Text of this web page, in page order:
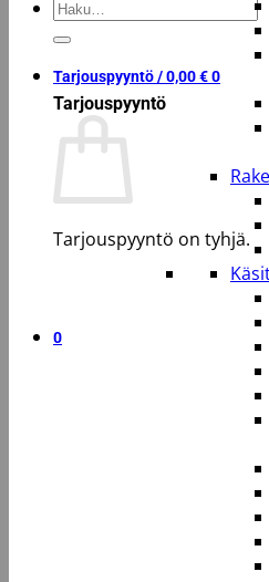
Etsi:
Tarjouspyyntö /0,00€0
Tarjouspyyntö
Tarjouspyyntö on tyhjä.
0